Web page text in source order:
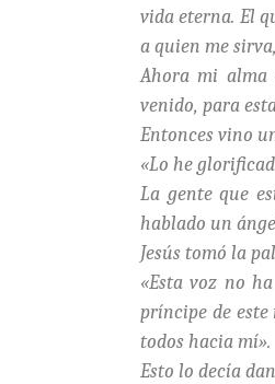
vida eterna. El
a quien me
Ahora mi alma
venido, para
Entonces vino
«Lo he
La gente que
hablado un
Jesús tomó la
«Esta voz no
príncipe de
todos hacia mí».
Esto lo decía